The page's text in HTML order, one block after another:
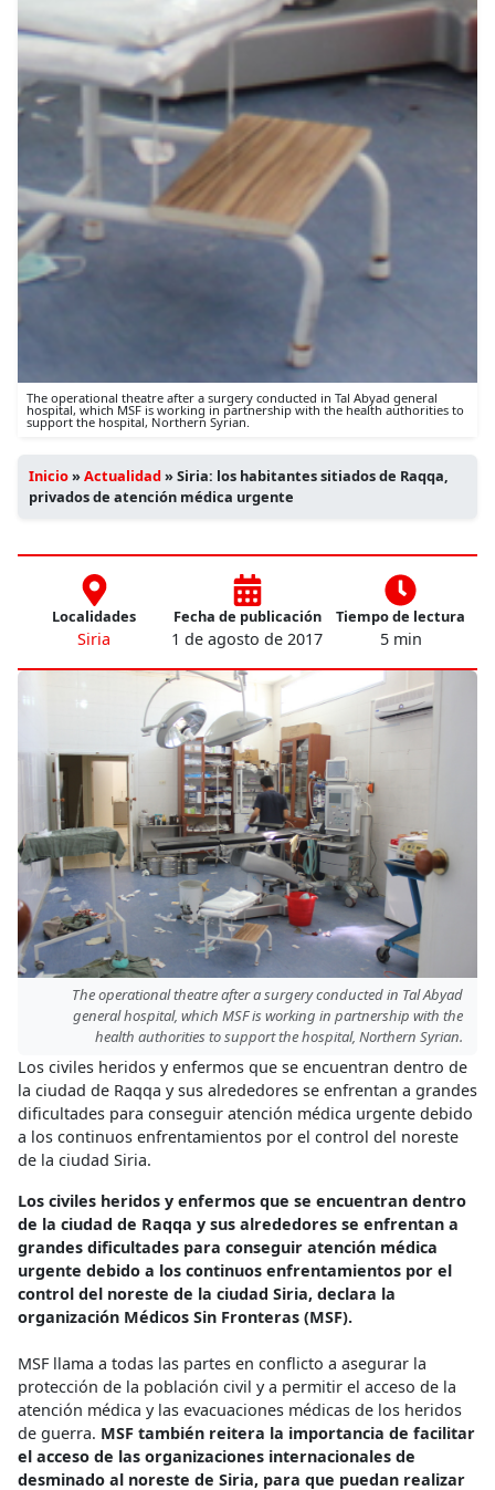
The operational theatre after a surgery conducted in Tal Abyad general
hospital, which MSF is working in partnership with the health authorities to
support the hospital, Northern Syrian.
Inicio»Actualidad»Siria: los habitantes sitiados de Raqqa,
privados de atención médica urgente
Localidades
Siria
Fecha de publicación
1 de agosto de 2017
Tiempo de lectura
5 min
The operational theatre after a surgery conducted in Tal Abyad
general hospital, which MSF is working in partnership with the
health authorities to support the hospital, Northern Syrian.
Los civiles heridos y enfermos que se encuentran dentro de
la ciudad de Raqqa y sus alrededores se enfrentan a grandes
dificultades para conseguir atención médica urgente debido
a los continuos enfrentamientos por el control del noreste
de la ciudad Siria.
Los civiles heridos y enfermos que se encuentran dentro
de la ciudad de Raqqa y sus alrededores se enfrentan a
grandes dificultades para conseguir atención médica
urgente debido a los continuos enfrentamientos por el
control del noreste de la ciudad Siria, declara la
organización Médicos Sin Fronteras (MSF).
MSF llama a todas las partes en conflicto a asegurar la
protección de la población civil y a permitir el acceso de la
atención médica y las evacuaciones médicas de los heridos
de guerra. MSF también reitera la importancia de facilitar
el acceso de las organizaciones internacionales de
desminado al noreste de Siria, para que puedan realizar